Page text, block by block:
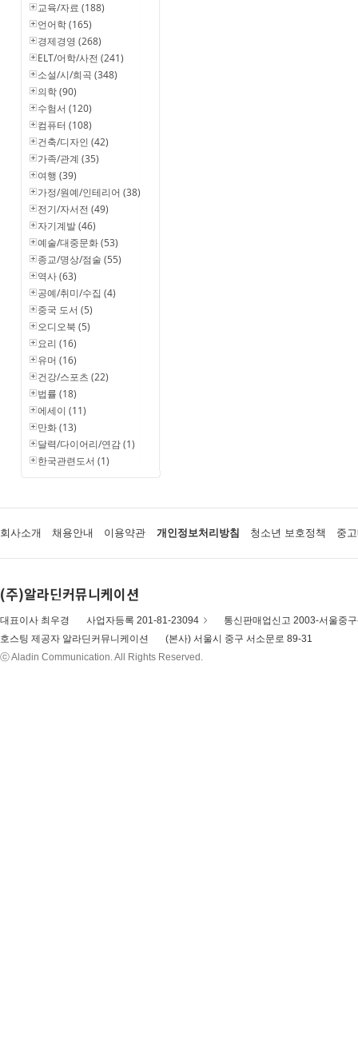
교육/자료 (188)
언어학 (165)
경제경영 (268)
ELT/어학/사전 (241)
소설/시/희곡 (348)
의학 (90)
수험서 (120)
컴퓨터 (108)
건축/디자인 (42)
가족/관계 (35)
여행 (39)
가정/원예/인테리어 (38)
전기/자서전 (49)
자기계발 (46)
예술/대중문화 (53)
종교/명상/점술 (55)
역사 (63)
공예/취미/수집 (4)
중국 도서 (5)
오디오북 (5)
요리 (16)
유머 (16)
건강/스포츠 (22)
법률 (18)
에세이 (11)
만화 (13)
달력/다이어리/연감 (1)
한국관련도서 (1)
회사소개 채용안내 이용약관 개인정보처리방침 청소년 보호정책 중
(주)알라딘커뮤니케이션
대표이사 최우경 사업자등록 201-81-23094
통신판매업신고 2003-서울중
호스팅 제공자 알라딘커뮤니케이션
(본사) 서울시 중구 서소문로 89-31
ⓒ Aladin Communication. All Rights Reserved.